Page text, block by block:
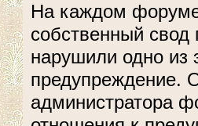
На каждом
собственный
нарушили одно из
предупреждение.
администратора